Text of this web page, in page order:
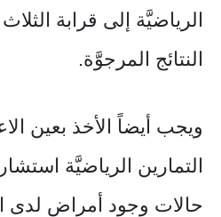
الرياضيَّة إلى قرابة
النتائج المرجوَّة.
ويجب أيضاً الأخذ بعين
التمارين الرياضيَّة
حالات وجود أمراض